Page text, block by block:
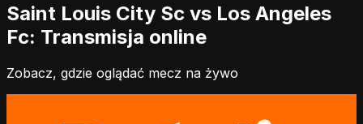
Saint Louis City Sc vs Los Angeles
Fc: Transmisja online
Zobacz, gdzie oglądać mecz na żywo